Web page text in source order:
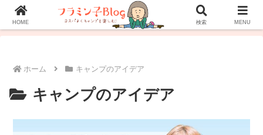
プロフィール お問い合わせ
ホーム キャンプのアイデア
キャンプのアイデア
HOME 検索 MENU